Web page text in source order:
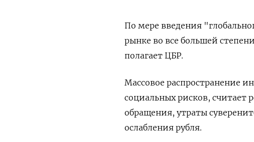
По мере введения
рынке во все большей
полагает ЦБР.
Массовое распространение
социальных рисков, считает
обращения, утраты
ослабления рубля.